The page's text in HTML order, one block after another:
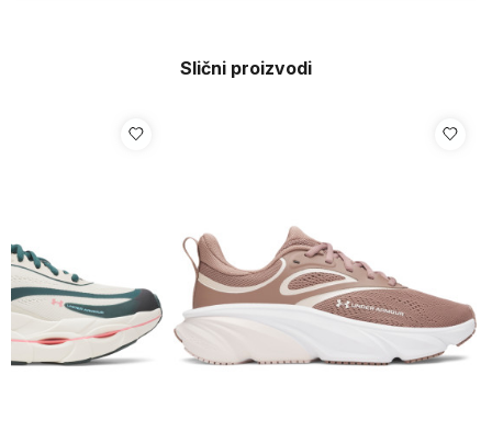
Slični proizvodi